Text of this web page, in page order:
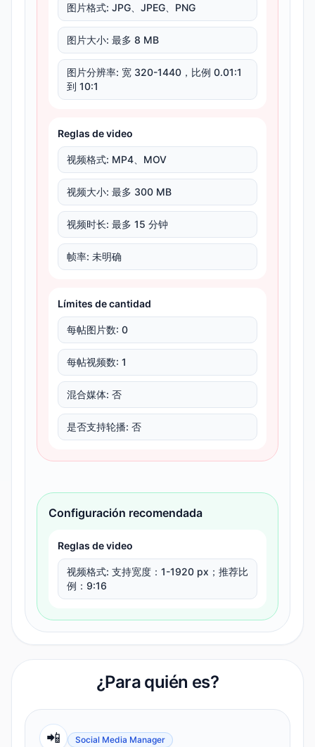
图片格式: JPG、JPEG、PNG
图片大小: 最多 8 MB
图片分辨率: 宽 320-1440，比例 0.01:1
到 10:1
Reglas de video
视频格式: MP4、MOV
视频大小: 最多 300 MB
视频时长: 最多 15 分钟
帧率: 未明确
Límites de cantidad
每帖图片数: 0
每帖视频数: 1
混合媒体: 否
是否支持轮播: 否
Configuración recomendada
Reglas de video
视频格式: 支持宽度：1-1920 px；推荐比
例：9:16
¿Para quién es?
📲 Social Media Manager